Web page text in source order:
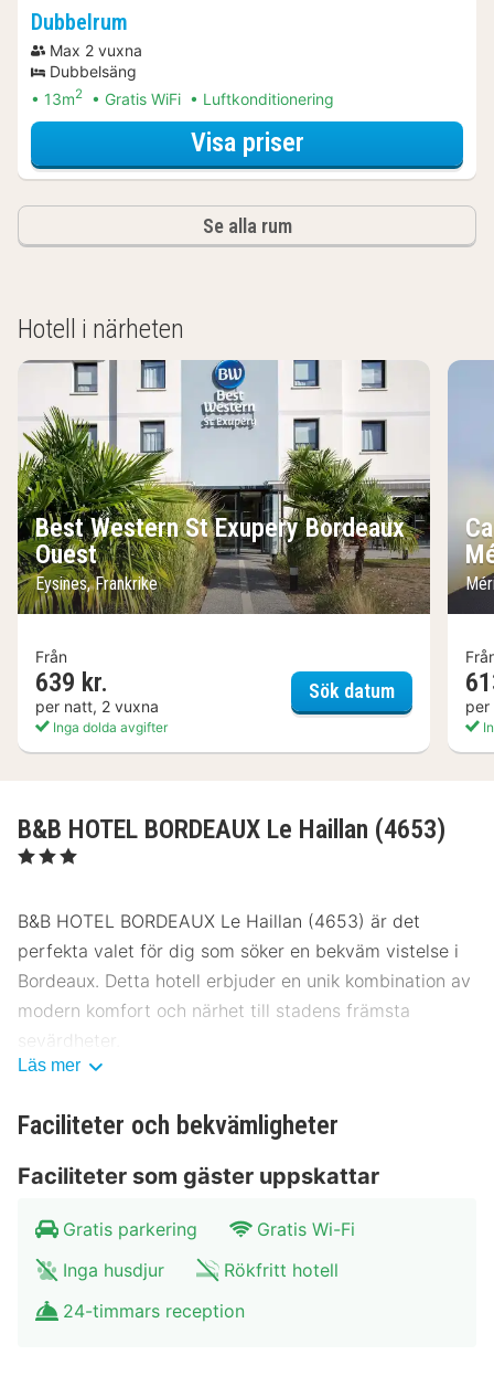
Dubbelrum
Max 2 vuxna
Dubbelsäng
13m2 Gratis WiFi Luftkonditionering
Visa priserför Dubbelrum
Se alla rum
Hotell i närheten
Best Western St Exupery Bordeaux
Ouest
Eysines, Frankrike
Från
639 kr.
per natt, 2 vuxna
Inga dolda avgifter
Sök datumBest
per
B&B HOTEL BORDEAUX Le Haillan (4653)
, 3 Stjärnor
B&B HOTEL BORDEAUX Le Haillan (4653) är det
perfekta valet för dig som söker en bekväm vistelse i
Bordeaux. Detta hotell erbjuder en unik kombination av
modern komfort och närhet till stadens främsta
sevärdheter.
(4653)
strategiskt bara några kilometer från Bordeaux
kulturella och historiska platser. Museet för samtida
konst ligger bara 300 meter bort, medan den berömda
katedralen Saint-André är cirka 500 meter från
Läs mer
Faciliteter och bekvämligheter
Faciliteter som gäster uppskattar
Gratis parkering
Gratis Wi-Fi
Inga husdjur
Rökfritt hotell
24-timmars reception